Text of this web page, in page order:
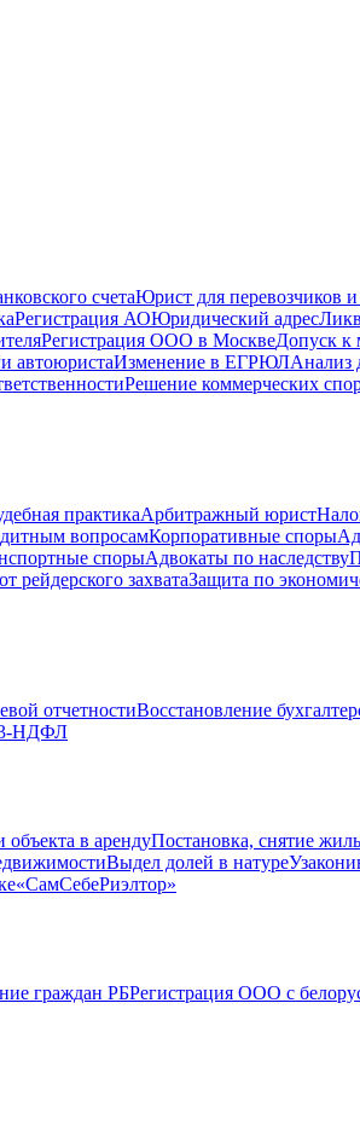
счетаЮрист для перевозчиков и
Регистрация АОЮридический адрес
Регистрация ООО в МосквеДопуск к
автоюристаИзменение в ЕГРЮЛАнализ
Решение коммерческих
практикаАрбитражный юрист
вопросамКорпоративные споры
спорыАдвокаты по наследству
рейдерского захватаЗащита по
отчетностиВосстановление
3-НДФЛ
в арендуПостановка, снятие
Выдел долей в натуре
«СамСебеРиэлтор»
граждан РБРегистрация ООО с